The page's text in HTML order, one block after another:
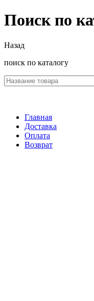
Поиск по
Назад
поиск по каталогу
Главная
Доставка
Оплата
Возврат